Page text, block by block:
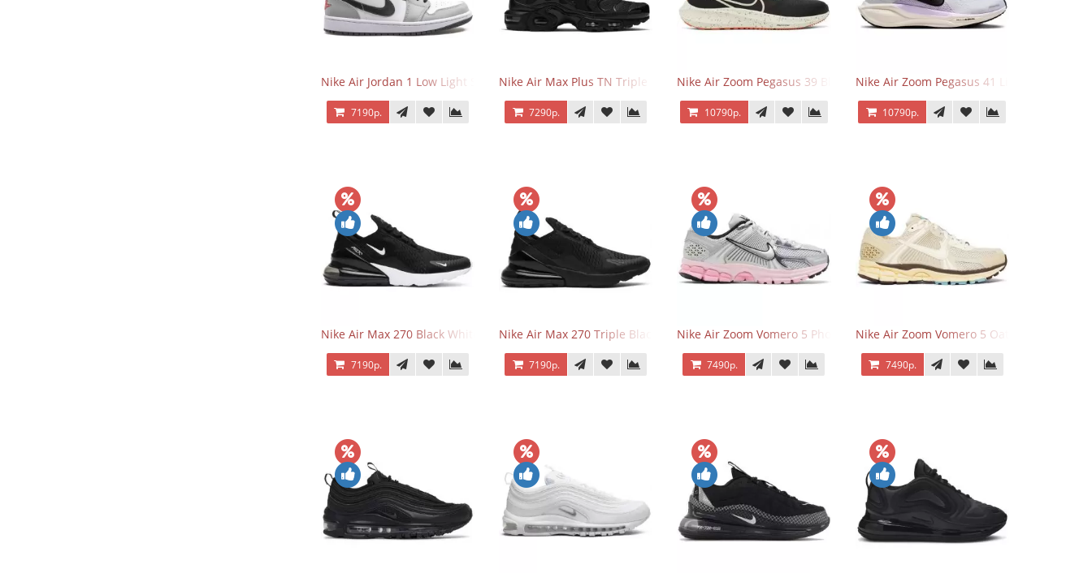
Nike Air Jordan 1 Low Light Smoke Grey
7190р.
Nike Air Max Plus TN Triple Black
7290р.
Nike Air Zoom Pegasus 39 Black White Orange
10790р.
Nike Air Zoom Pegasus 41 Lilac Bloom
10790р.
Nike Air Max 270 Black White
7190р.
Nike Air Max 270 Triple Black
7190р.
Nike Air Zoom Vomero 5 Photon Dust Pink Foam
7490р.
Nike Air Zoom Vomero 5 Oatmeal
7490р.